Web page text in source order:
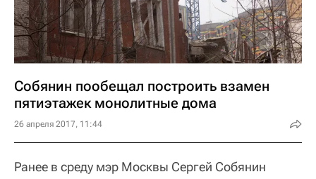
Собянин пообещал построить взамен
пятиэтажек монолитные дома
26 апреля 2017, 11:44
Ранее в среду мэр Москвы Сергей Собянин